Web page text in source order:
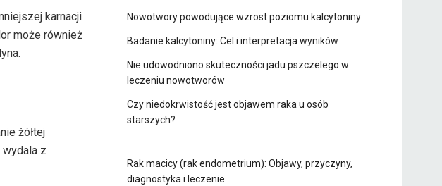
karnacji
może również
żółtej
z
Nowotwory powodujące wzrost poziomu kalcytoniny
Badanie kalcytoniny: Cel i interpretacja wyników
Nie udowodniono skuteczności jadu pszczelego w
leczeniu nowotworów
Czy niedokrwistość jest objawem raka u osób
starszych?
Rak macicy (rak endometrium): Objawy, przyczyny,
diagnostyka i leczenie